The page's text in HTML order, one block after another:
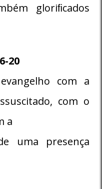
gloriﬁcados
20
com a
com o
a
uma presença